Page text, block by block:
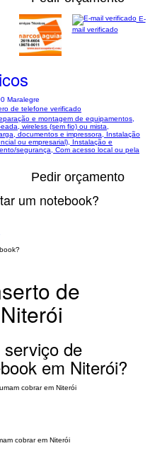
Maralegre
E-
mail verificado
de telefone verificado
e montagem de equipamentos,
wireless (sem fio) ou mista,
documentos e impressora, Instalação
ou empresarial), Instalação e
segurança, Com acesso local ou pela
Pedir orçamento
um notebook?
de
de
em Niterói?
cobrar em Niterói
cobrar em Niterói